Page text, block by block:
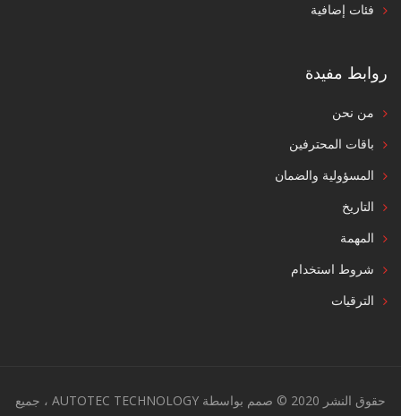
فئات إضافية
روابط مفيدة
من نحن
باقات المحترفين
المسؤولية والضمان
التاريخ
المهمة
شروط استخدام
الترقيات
حقوق النشر 2020 © صمم بواسطة AUTOTEC TECHNOLOGY ، جميع